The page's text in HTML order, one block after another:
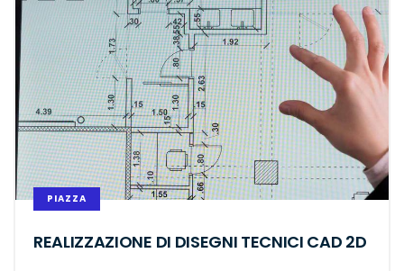
PIAZZA
REALIZZAZIONE DI DISEGNI TECNICI CAD 2D